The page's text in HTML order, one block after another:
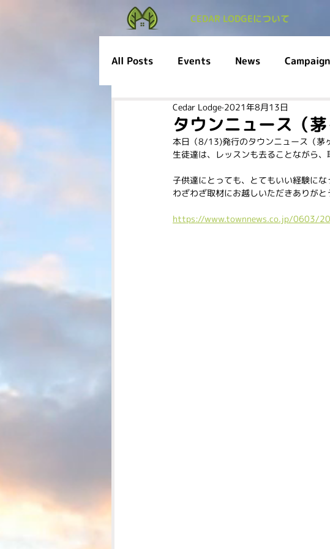
CEDAR LODGEについて
All Posts Events News
タウンニュース（
Cedar Lodge 2021年8月13日
本日（8/13)発行のタウンニュース（茅
生徒達は、レッスンも去ることながら
子供達にとっても、とてもいい経験にな
わざわざ取材にお越しいただきありがと
https://www.townnews.co.jp/0603/